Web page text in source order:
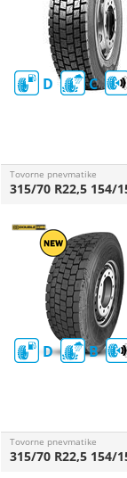
D C
Tovorne pnevmatike
D B
315/70 R22,5 154/
Tovorne pnevmatike
315/70 R22,5 154/